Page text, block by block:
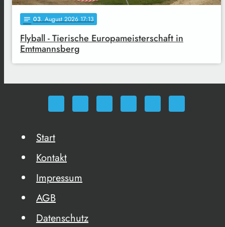
notes 03. August 2026 17:13
Flyball - Tierische Europameisterschaft in
Emtmannsberg
Start
Kontakt
Impressum
AGB
Datenschutz